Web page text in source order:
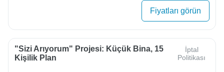
Fiyatları görün
"Sizi Arıyorum" Projesi: Küçük Bina, 15
Kişilik Plan
İptal
Politikası